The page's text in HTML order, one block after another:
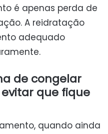
é apenas perda de
A reidratação
adequado
de congelar
que fique
quando ainda